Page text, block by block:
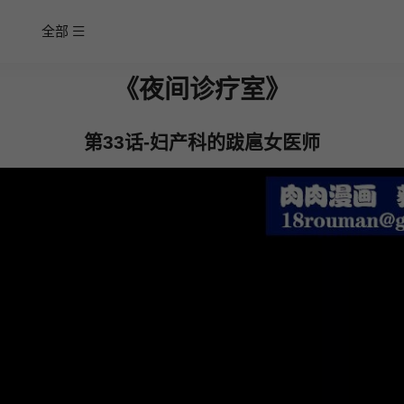
全部
《夜间诊疗室》
第33话-妇产科的跋扈女医师